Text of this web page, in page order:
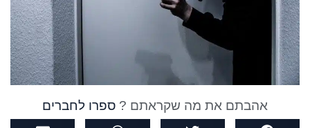
אהבתם את מה שקראתם ? ספרו לחברים